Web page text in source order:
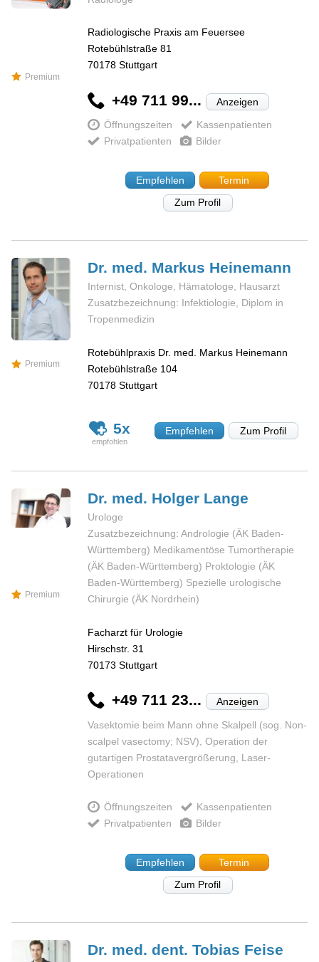
Premium
Radiologische Praxis am Feuersee
Rotebühlstraße 81
70178 Stuttgart
+49 711 99... Anzeigen
Öffnungszeiten
Kassenpatienten
Privatpatienten
Bilder
Empfehlen
Termin
Zum Profil
Premium
Dr. med. Markus Heinemann
Internist, Onkologe, Hämatologe, Hausarzt
Zusatzbezeichnung: Infektiologie, Diplom in
Tropenmedizin
Rotebühlpraxis Dr. med. Markus Heinemann
Rotebühlstraße 104
70178 Stuttgart
5x Empfehlen Zum Profil
Premium
Dr. med. Holger Lange
Urologe
Zusatzbezeichnung: Andrologie (ÄK Baden-
Württemberg) Medikamentöse Tumortherapie
(ÄK Baden-Württemberg) Proktologie (ÄK
Baden-Württemberg) Spezielle urologische
Chirurgie (ÄK Nordrhein)
Facharzt für Urologie
Hirschstr. 31
70173 Stuttgart
+49 711 23... Anzeigen
Vasektomie beim Mann ohne Skalpell (sog. Non-
scalpel vasectomy; NSV), Operation der
gutartigen Prostatavergrößerung, Laser-
Operationen
Öffnungszeiten
Kassenpatienten
Privatpatienten
Bilder
Empfehlen
Termin
Zum Profil
Dr. med. dent. Tobias Feise